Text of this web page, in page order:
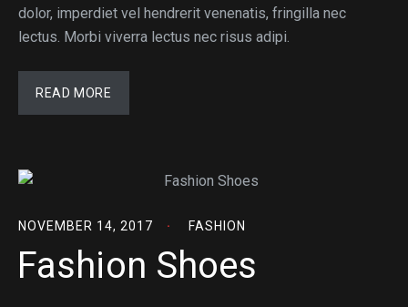
dolor, imperdiet vel hendrerit venenatis, fringilla nec
lectus. Morbi viverra lectus nec risus adipi.
READ MORE
NOVEMBER 14, 2017 FASHION
Fashion Shoes